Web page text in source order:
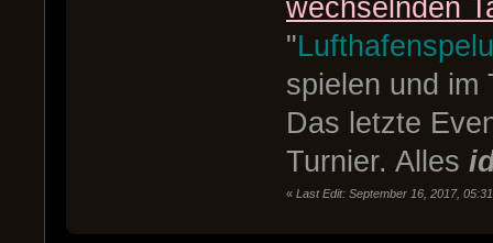
wechselnden
"
spielen und im
Das letzte
Turnier. Alles
« Last Edit: September 16, 2017,